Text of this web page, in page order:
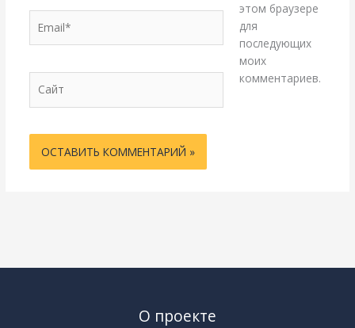
этом браузере
для
последующих
моих
комментариев.
О проекте